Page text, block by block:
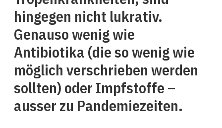
hingegen nicht lukrativ.
Genauso wenig wie
Antibiotika (die so wenig wie
möglich verschrieben werden
sollten) oder Impfstoffe –
ausser zu Pandemiezeiten.